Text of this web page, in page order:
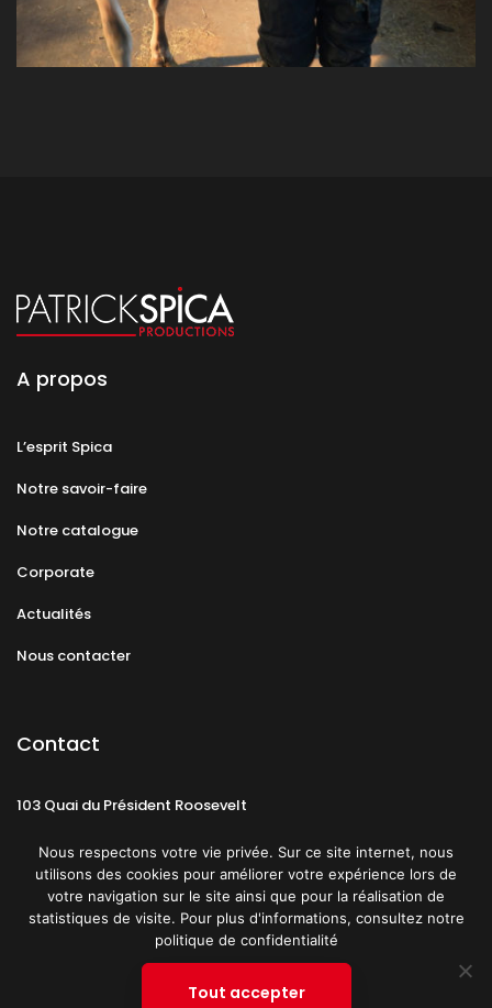
A propos
L’esprit Spica
Notre savoir-faire
Notre catalogue
Corporate
Actualités
Nous contacter
Contact
103 Quai du Président Roosevelt
CGU Politique de confidentialité
Nous respectons votre vie privée. Sur ce site internet, nous
utilisons des cookies pour améliorer votre expérience lors de
votre navigation sur le site ainsi que pour la réalisation de
statistiques de visite. Pour plus d'informations, consultez notre
politique de confidentialité
Tout accepter